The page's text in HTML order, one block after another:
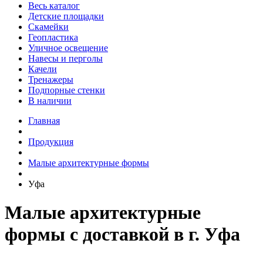
Весь каталог
Детские площадки
Скамейки
Геопластика
Уличное освещение
Навесы и перголы
Качели
Тренажеры
Подпорные стенки
В наличии
Главная
Продукция
Малые архитектурные формы
Уфа
Малые архитектурные
формы с доставкой в г. Уфа